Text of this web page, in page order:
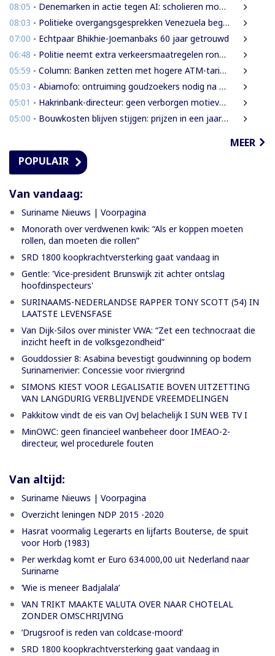
08:05 - Denemarken in actie tegen AI: scholieren moeten extra mondelinge examens doen
08:03 - Politieke overgangsgesprekken Venezuela beginnen zonder Machado
07:00 - Echtpaar Bhikhie-Joemanbaks 60 jaar getrouwd
06:48 - Politie neemt extra verkeersmaatregelen rond afgesloten Domineestraat
05:59 - Column: Banken zetten met hogere ATM-tarieven digitale economie op achterstand
05:03 - Abiamofo: ontruiming goudzoekers nodig na dodelijke risico’s in Moeroekreek en 21 Bergi
05:01 - Hakrinbank-directeur: geen verborgen motieven bij verkoop DSB-belang
05:00 - Bouwkosten blijven stijgen: prijzen in een jaar tijd gemiddeld 7,3% hoger
MEER
POPULAIR
Van vandaag:
Suriname Nieuws | Voorpagina
Monorath over verdwenen kwik: “Als er koppen moeten
rollen, dan moeten die rollen”
SRD 1800 koopkrachtversterking gaat vandaag in
Gentle: 'Vice-president Brunswijk zit achter ontslag
hoofdinspecteurs'
SURINAAMS-NEDERLANDSE RAPPER TONY SCOTT (54) IN
LAATSTE LEVENSFASE
Van Dijk-Silos over minister VWA: “Zet een technocraat die
inzicht heeft in de volksgezondheid”
Gouddossier 8: Asabina bevestigt goudwinning op bodem
Surinamerivier: Concessie voor riviergrind
SIMONS KIEST VOOR LEGALISATIE BOVEN UITZETTING
VAN LANGDURIG VERBLIJVENDE VREEMDELINGEN
Pakkitow vindt de eis van OvJ belachelijk I SUN WEB TV I
MinOWC: geen financieel wanbeheer door IMEAO-2-
directeur, wel procedurele fouten
Van altijd:
Suriname Nieuws | Voorpagina
Overzicht leningen NDP 2015 -2020
Hasrat voormalig Legerarts en lijfarts Bouterse, de spuit
voor Horb (1983)
Per werkdag komt er Euro 634.000,00 uit Nederland naar
Suriname
‘Wie is meneer Badjalala’
VAN TRIKT MAAKTE VALUTA OVER NAAR CHOTELAL
ZONDER OMSCHRIJVING
’Drugsroof is reden van coldcase-moord’
SRD 1800 koopkrachtversterking gaat vandaag in